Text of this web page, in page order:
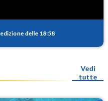
edizione delle 18:58
Vedi
tutte